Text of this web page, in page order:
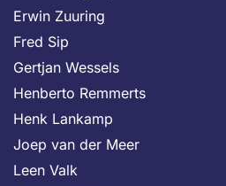
Erwin Zuuring
Fred Sip
Gertjan Wessels
Henberto Remmerts
Henk Lankamp
Joep van der Meer
Leen Valk